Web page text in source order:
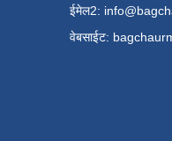
ईमेल2:
वे‍बसाईट: